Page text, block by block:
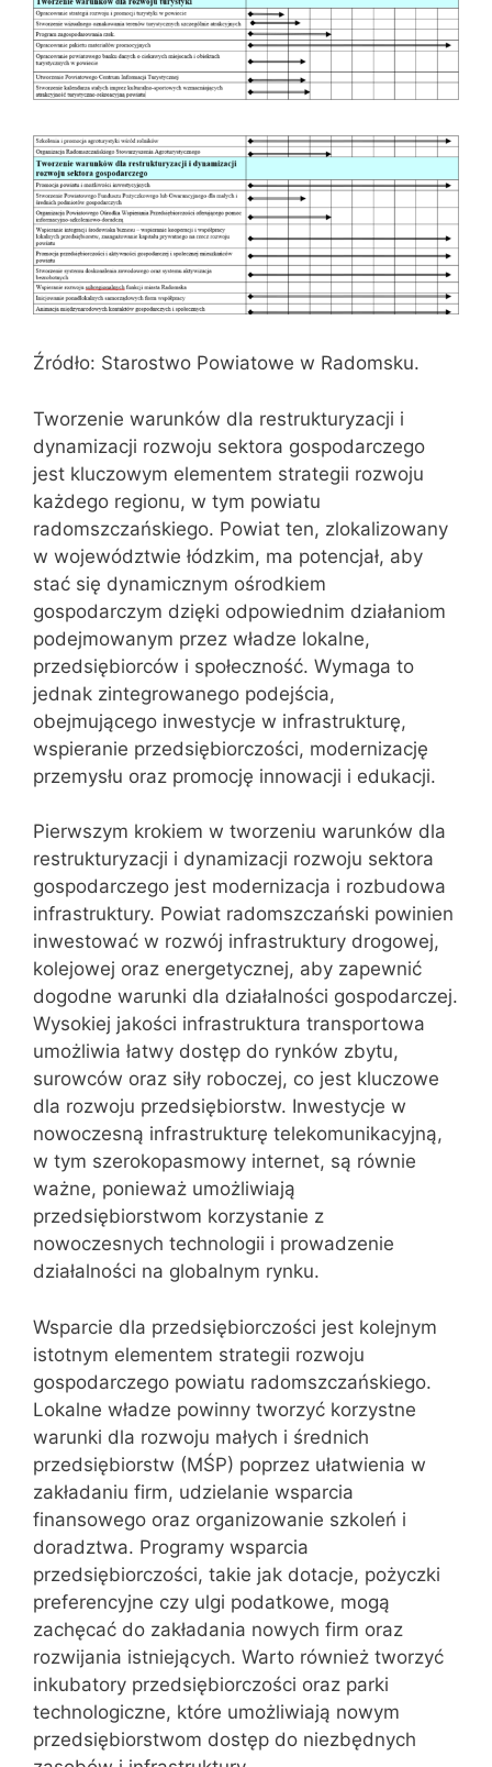
Źródło: Starostwo Powiatowe w Radomsku.
Tworzenie warunków dla restrukturyzacji i
dynamizacji rozwoju sektora gospodarczego
jest kluczowym elementem strategii rozwoju
każdego regionu, w tym powiatu
radomszczańskiego. Powiat ten, zlokalizowany
w województwie łódzkim, ma potencjał, aby
stać się dynamicznym ośrodkiem
gospodarczym dzięki odpowiednim działaniom
podejmowanym przez władze lokalne,
przedsiębiorców i społeczność. Wymaga to
jednak zintegrowanego podejścia,
obejmującego inwestycje w infrastrukturę,
wspieranie przedsiębiorczości, modernizację
przemysłu oraz promocję innowacji i edukacji.
Pierwszym krokiem w tworzeniu warunków dla
restrukturyzacji i dynamizacji rozwoju sektora
gospodarczego jest modernizacja i rozbudowa
infrastruktury. Powiat radomszczański powinien
inwestować w rozwój infrastruktury drogowej,
kolejowej oraz energetycznej, aby zapewnić
dogodne warunki dla działalności gospodarczej.
Wysokiej jakości infrastruktura transportowa
umożliwia łatwy dostęp do rynków zbytu,
surowców oraz siły roboczej, co jest kluczowe
dla rozwoju przedsiębiorstw. Inwestycje w
nowoczesną infrastrukturę telekomunikacyjną,
w tym szerokopasmowy internet, są równie
ważne, ponieważ umożliwiają
przedsiębiorstwom korzystanie z
nowoczesnych technologii i prowadzenie
działalności na globalnym rynku.
Wsparcie dla przedsiębiorczości jest kolejnym
istotnym elementem strategii rozwoju
gospodarczego powiatu radomszczańskiego.
Lokalne władze powinny tworzyć korzystne
warunki dla rozwoju małych i średnich
przedsiębiorstw (MŚP) poprzez ułatwienia w
zakładaniu firm, udzielanie wsparcia
finansowego oraz organizowanie szkoleń i
doradztwa. Programy wsparcia
przedsiębiorczości, takie jak dotacje, pożyczki
preferencyjne czy ulgi podatkowe, mogą
zachęcać do zakładania nowych firm oraz
rozwijania istniejących. Warto również tworzyć
inkubatory przedsiębiorczości oraz parki
technologiczne, które umożliwiają nowym
przedsiębiorstwom dostęp do niezbędnych